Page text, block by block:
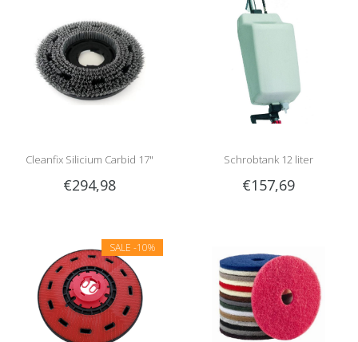
Cleanfix Silicium Carbid 17"
€294,98
Schrobtank 12 liter
€157,69
SALE -10%